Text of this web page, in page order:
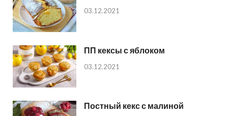
03.12.2021
ПП кексы с яблоком
03.12.2021
Постный кекс с малиной